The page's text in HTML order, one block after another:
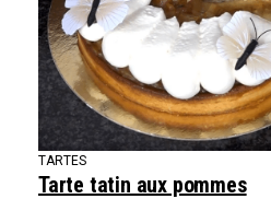
TARTES
Tarte tatin aux pommes